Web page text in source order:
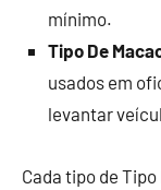
mínimo.
Tipo De
usados em
levantar
Cada tipo de